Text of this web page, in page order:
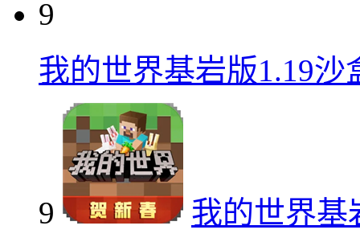
9
我的世界基岩版1.19沙
9
我的世界基